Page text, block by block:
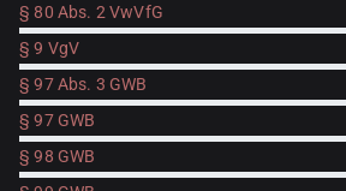
§ 80 Abs. 2 VwVfG
§ 9 VgV
§ 97 Abs. 3 GWB
§ 97 GWB
§ 98 GWB